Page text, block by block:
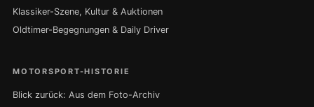
Klassiker-Szene, Kultur & Auktionen
Oldtimer-Begegnungen & Daily Driver
MOTORSPORT-HISTORIE
Blick zurück: Aus dem Foto-Archiv